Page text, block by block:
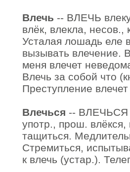
Влечь -- ВЛЕЧЬ
влёк, влекла, несов.,
Усталая лошадь еле
вызывать влечение.
меня влечет
Влечь за собой что
Преступление
Влечься -- ВЛЕЧЬСЯ
употр., прош. влёкся,
тащиться.
Стремиться,
к влечь (устар.).